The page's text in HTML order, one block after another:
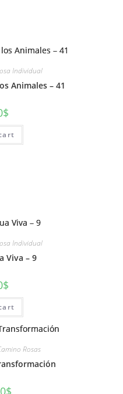
Individual
Animales – 41
$
Individual
Viva – 9
$
Rosas
$